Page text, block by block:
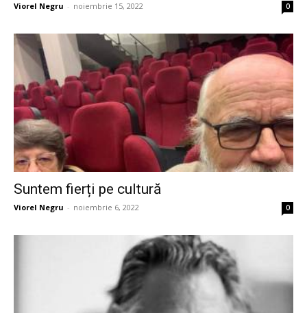
Viorel Negru - noiembrie 15, 2022 0
Suntem fierți pe cultură
Viorel Negru - noiembrie 6, 2022 0